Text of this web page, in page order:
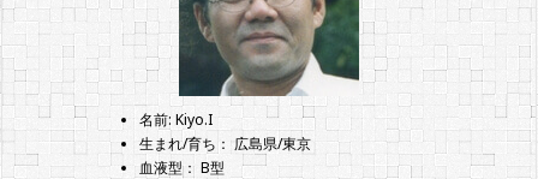
名前: Kiyo.I
生まれ/育ち： 広島県/東京
血液型： B型